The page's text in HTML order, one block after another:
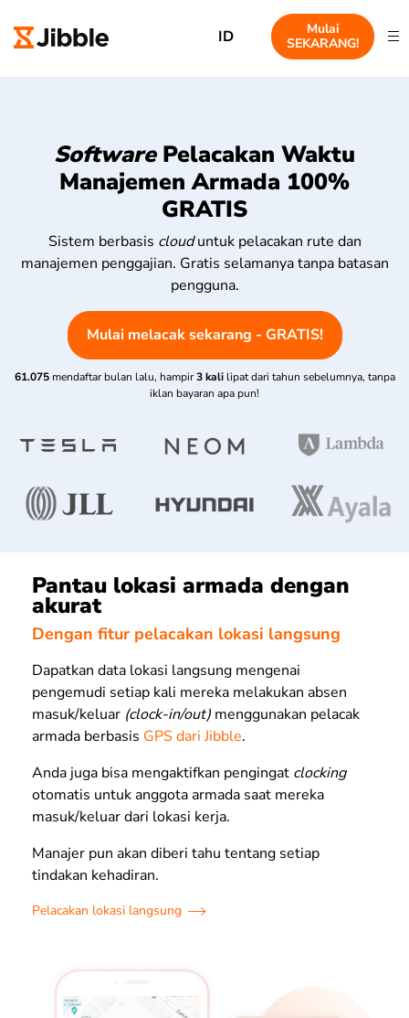
ID
Mulai
SEKARANG!
SoftwarePelacakan Waktu
Manajemen Armada 100%
GRATIS
Sistem berbasis clouduntuk pelacakan rute dan
manajemen penggajian. Gratis selamanya tanpa batasan
pengguna.
Mulai melacak sekarang - GRATIS!
61.075 mendaftar bulan lalu, hampir 3 kali lipat dari tahun sebelumnya, tanpa
iklan bayaran apa pun!
Pantau lokasi armada dengan
akurat
Dengan fitur pelacakan lokasi langsung
Dapatkan data lokasi langsung mengenai
pengemudi setiap kali mereka melakukan absen
masuk/keluar (clock-in/out) menggunakan pelacak
armada berbasis GPS dari Jibble.
Anda juga bisa mengaktifkan pengingat clocking
otomatis untuk anggota armada saat mereka
masuk/keluar dari lokasi kerja.
Manajer pun akan diberi tahu tentang setiap
tindakan kehadiran.
Pelacakan lokasi langsung